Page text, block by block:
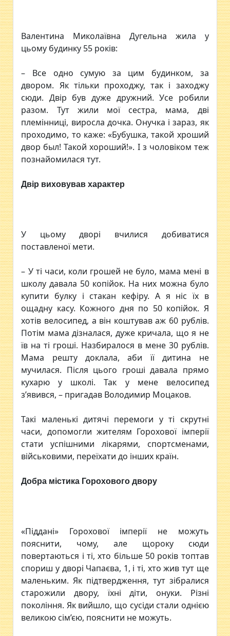
Валентина Миколаївна Дугельна жила у
цьому будинку 55 років:
– Все одно сумую за цим будинком, за
двором. Як тільки проходжу, так і заходжу
сюди. Двір був дуже дружний. Усе робили
разом. Тут жили мої сестра, мама, дві
племінниці, виросла дочка. Онучка і зараз, як
проходимо, то каже: «Бубушка, такой хроший
двор был! Такой хороший!». І з чоловіком теж
познайомилася тут.
Двір виховував характер
У цьому дворі вчилися добиватися
поставленої мети.
– У ті часи, коли грошей не було, мама мені в
школу давала 50 копійок. На них можна було
купити булку і стакан кефіру. А я ніс їх в
ощадну касу. Кожного дня по 50 копійок. Я
хотів велосипед, а він коштував аж 60 рублів.
Потім мама дізналася, дуже кричала, що я не
їв на ті гроші. Назбиралося в мене 30 рублів.
Мама решту доклала, аби її дитина не
мучилася. Після цього гроші давала прямо
кухарю у школі. Так у мене велосипед
з’явився, – пригадав Володимир Моцаков.
Такі маленькі дитячі перемоги у ті скрутні
часи, допомогли жителям Горохової імперії
стати успішними лікарями, спортсменами,
військовими, переїхати до інших країн.
Добра містика Горохового двору
«Піддані» Горохової імперії не можуть
пояснити, чому, але щороку сюди
повертаються і ті, хто більше 50 років топтав
спориш у дворі Чапаєва, 1, і ті, хто жив тут ще
маленьким. Як підтвердження, тут зібралися
старожили двору, їхні діти, онуки. Різні
покоління. Як вийшло, що сусіди стали однією
великою сім’єю, пояснити не можуть.